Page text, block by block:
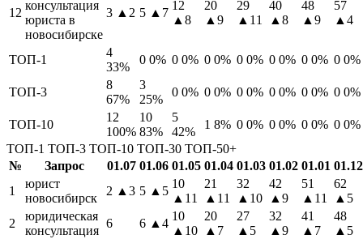
12
консультация
юриста в
новосибирске
3 ▲2 5 ▲7
12
▲8
20
▲9
29
▲11
40
▲8
48
▲9
57
▲4
ТОП-1
4
33%
0 0% 0 0% 0 0% 0 0% 0 0% 0 0% 0 0%
ТОП-3
8
67%
3
25%
0 0% 0 0% 0 0% 0 0% 0 0% 0 0%
ТОП-10
12
100%
10
83%
5
42%
1 8% 0 0% 0 0% 0 0% 0 0%
ТОП-1 ТОП-3 ТОП-10 ТОП-30 ТОП-50+
№
Запрос 01.07 01.06 01.05 01.04 01.03 01.02 01.01 01.12
1
юрист
новосибирск
2 ▲3 5 ▲5
10
▲11
21
▲11
32
▲10
42
▲9
51
▲11
62
▲5
2
юридическая
консультация
6 6 ▲4
10
▲10
20
▲7
27
▲5
32
▲9
41
▲7
48
▲5